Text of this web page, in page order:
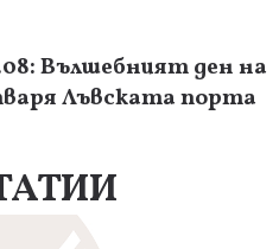
Вълшебният ден на
Лъвската порта